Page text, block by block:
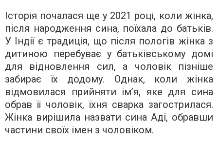
Історія почалася ще у 2021 році, коли жінка,
після народження сина, поїхала до батьків.
У Індії є традиція, що після пологів жінка з
дитиною перебуває у батьківському домі
для відновлення сил, а чоловік пізніше
забирає їх додому. Однак, коли жінка
відмовилася прийняти ім’я, яке для сина
обрав її чоловік, їхня сварка загострилася.
Жінка вирішила назвати сина Аді, обравши
частини своїх імен з чоловіком.